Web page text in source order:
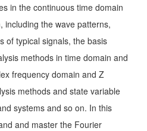
in the continuous time domain
including the wave patterns,
of typical signals, the basis
methods in time domain and
frequency domain and Z
methods and state variable
systems and so on. In this
and master the Fourier